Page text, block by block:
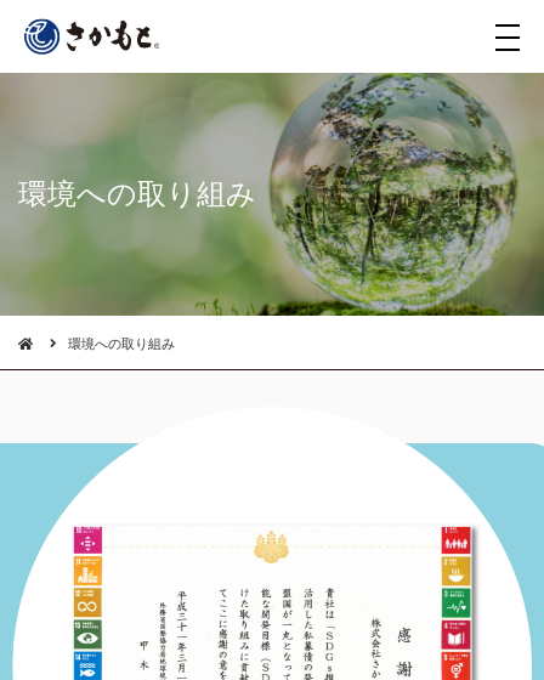
メ
ニ
ュ
環境への取り組み
環境への取り組み